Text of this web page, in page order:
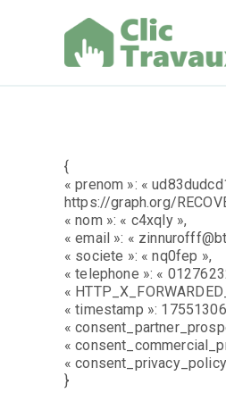
{
« prenom »: «
https://graph.org/
« nom »: « c4xqly »,
« email »: «
« societe »: « nq0fep »,
« telephone »: «
«
« timestamp »:
«
«
«
}